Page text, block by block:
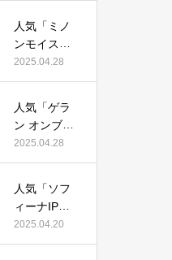
人気「ミノ
ンモイスト
エイジング
ケアオイ
当におすす
め？美容マ
ニアが実際
コミを検
証！
2025.04.28
人気「ゲラ
ン オンブル
ジェオーラ
グロウ」っ
すすめ？美
容マニアの
私が実際使
2025.04.28
人気「ソフ
ィーナIPゴ
ールデンタ
イムリペア
2025.04.20